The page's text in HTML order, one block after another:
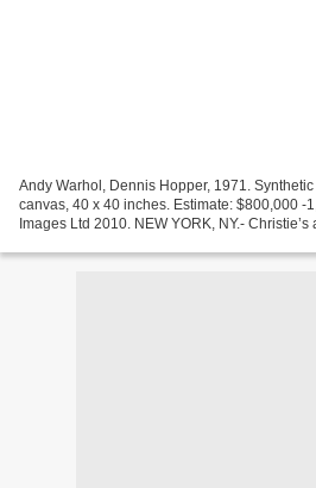
Andy Warhol, Dennis Hopper, 1971.
canvas, 40 x 40 inches. Estimate: $800,000 -
Images Ltd 2010. NEW YORK, NY.-